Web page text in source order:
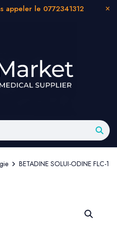
appeler le 0772341312
BETADINE SOLUI-ODINE FLC-1